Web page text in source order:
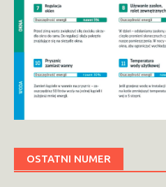
OSTATNI NUMER